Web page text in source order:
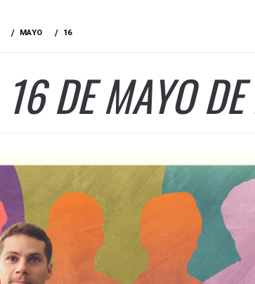
MAYO 16
16 DE MAYO